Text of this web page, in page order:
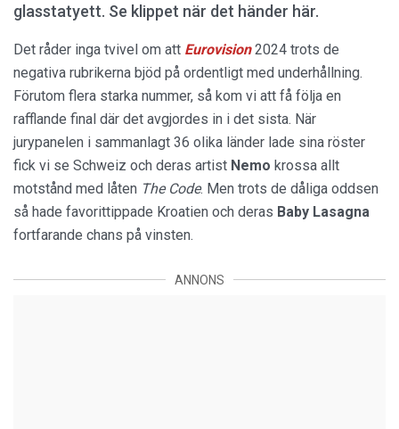
glasstatyett. Se klippet när det händer här.
Det råder inga tvivel om att Eurovision2024 trots de
negativa rubrikerna bjöd på ordentligt med underhållning.
Förutom flera starka nummer, så kom vi att få följa en
rafflande final där det avgjordes in i det sista. När
jurypanelen i sammanlagt 36 olika länder lade sina röster
fick vi se Schweiz och deras artist Nemo krossa allt
motstånd med låten The Code. Men trots de dåliga oddsen
så hade favorittippade Kroatien och deras Baby Lasagna
fortfarande chans på vinsten.
ANNONS